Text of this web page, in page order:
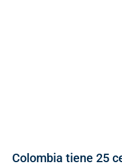
Colombia tiene 25